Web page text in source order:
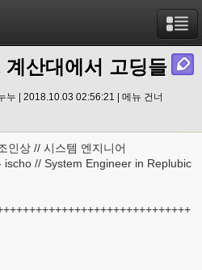
계산대에서 고딩들
누 | 2018.10.03 02:56:21 | 메뉴 건너
인상 // 시스템 엔지니어
// System Engineer in Replubic